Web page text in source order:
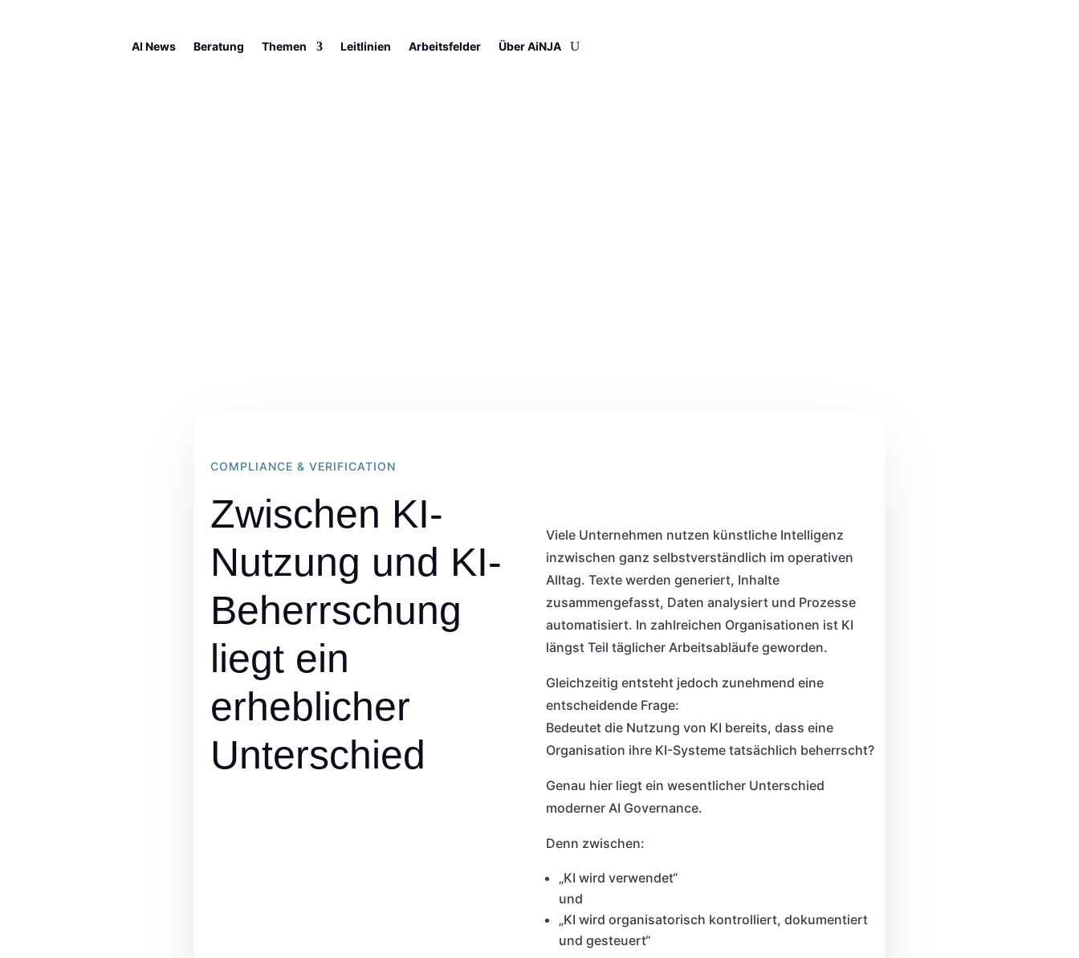
AI News Beratung Themen Leitlinien Arbeitsfelder Über AiNJA
COMPLIANCE & VERIFICATION
Zwischen KI-
Nutzung und KI-
Beherrschung
liegt ein
erheblicher
Unterschied
Viele Unternehmen nutzen künstliche Intelligenz
inzwischen ganz selbstverständlich im operativen
Alltag. Texte werden generiert, Inhalte
zusammengefasst, Daten analysiert und Prozesse
automatisiert. In zahlreichen Organisationen ist KI
längst Teil täglicher Arbeitsabläufe geworden.
Gleichzeitig entsteht jedoch zunehmend eine
entscheidende Frage:
Bedeutet die Nutzung von KI bereits, dass eine
Organisation ihre KI-Systeme tatsächlich beherrscht?
Genau hier liegt ein wesentlicher Unterschied
moderner AI Governance.
Denn zwischen:
„KI wird verwendet“
und
„KI wird organisatorisch kontrolliert, dokumentiert
und gesteuert“